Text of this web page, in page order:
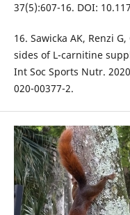
37(5):607-16. DOI:
16. Sawicka AK, Renzi
sides of L-carnitine
Int Soc Sports Nutr.
020-00377-2.